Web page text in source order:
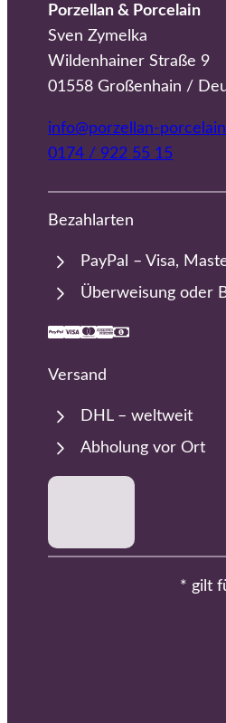
Porzellan & Porcelain
Sven Zymelka
Wildenhainer Straße 9
01558 Großenhain /
info@porzellan-
0174 / 922 55 15
Bezahlarten
PayPal – Visa,
Überweisung oder
Versand
DHL – weltweit
Abholung vor Ort
* gilt